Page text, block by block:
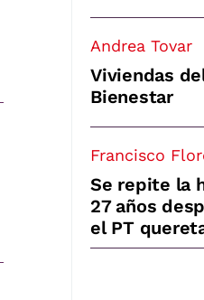
Andrea Tovar
Viviendas
Bienestar
Francisco
Se repite la
27 años
el PT